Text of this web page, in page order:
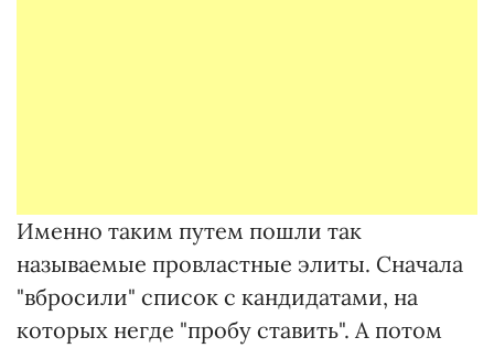
Именно таким путем пошли так
называемые провластные элиты. Сначала
"вбросили" список с кандидатами, на
которых негде "пробу ставить". А потом